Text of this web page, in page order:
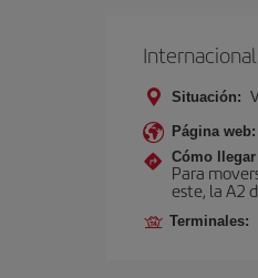
Situación:
Página web:
Cómo
Para
este, la A2
Terminales: